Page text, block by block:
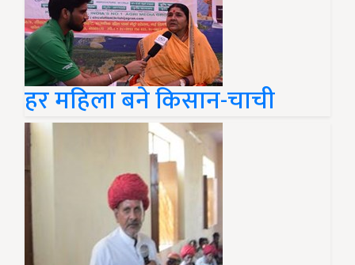
हर महिला बने किसान-चाची